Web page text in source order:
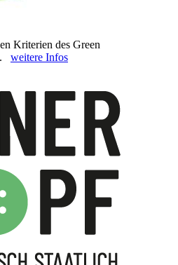
Kriterien des Green
weitere Infos